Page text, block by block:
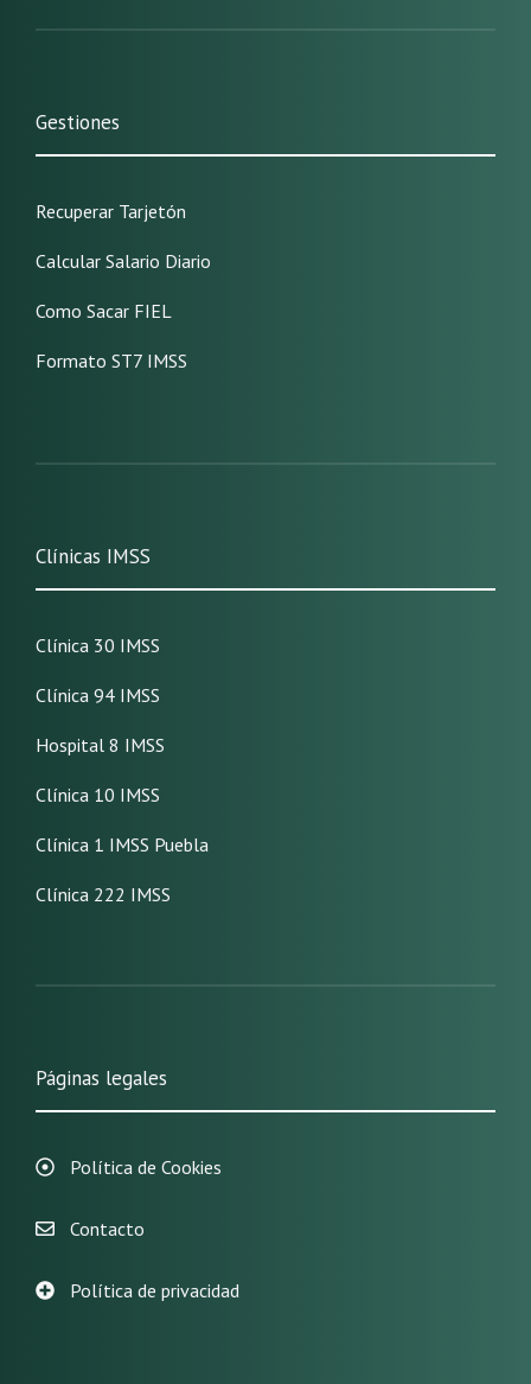
Gestiones
Recuperar Tarjetón
Calcular Salario Diario
Como Sacar FIEL
Formato ST7 IMSS
Clínicas IMSS
Clínica 30 IMSS
Clínica 94 IMSS
Hospital 8 IMSS
Clínica 10 IMSS
Clínica 1 IMSS Puebla
Clínica 222 IMSS
Páginas legales
Política de Cookies
Contacto
Política de privacidad